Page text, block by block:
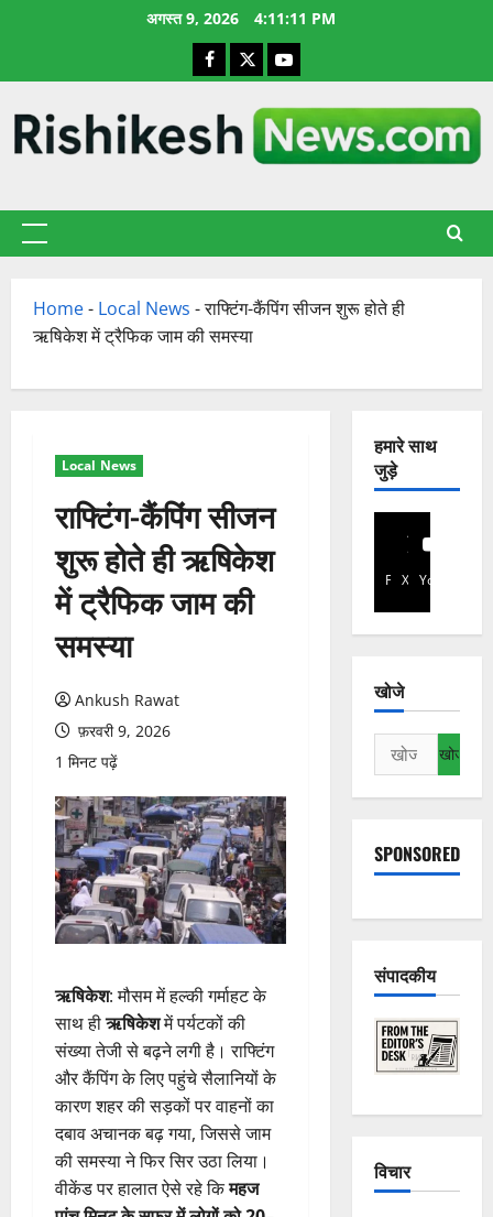
अगस्त 9, 2026 4:11:12 PM
Facebook
X YouTube
प्राथमिक
Home- Local News -राफ्टिंग-कैंपिंग सीजन शुरू होते ही
ऋषिकेश में ट्रैफिक जाम की समस्या
Local News
राफ्टिंग-कैंपिंग सीजन
शुरू होते ही ऋषिकेश
में ट्रैफिक जाम की
समस्या
Ankush Rawat
फ़रवरी 9, 2026
1 मिनट पढ़ें
ऋषिकेश: मौसम में हल्की गर्माहट के
साथ हीऋषिकेशमें पर्यटकों की
संख्या तेजी से बढ़ने लगी है। राफ्टिंग
और कैंपिंग के लिए पहुंचे सैलानियों के
कारण शहर की सड़कों पर वाहनों का
दबाव अचानक बढ़ गया, जिससे जाम
की समस्या ने फिर सिर उठा लिया।
वीकेंड पर हालात ऐसे रहे किमहज
हमारे साथ
जुड़े
Facebook
X YouTube
खोजे
निम्न
को
खोजें:
SPONSORED
संपादकीय
विचार